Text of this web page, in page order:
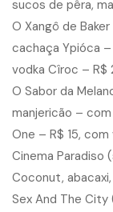
sucos de pêra,
O Xangô de
cachaça Ypióca –
vodka Cîroc – R$
O Sabor da
manjericão –
One – R$ 15,
Cinema Paradiso
Coconut,
Sex And The